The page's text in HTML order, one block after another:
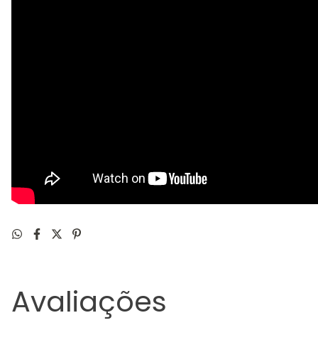
Avaliações